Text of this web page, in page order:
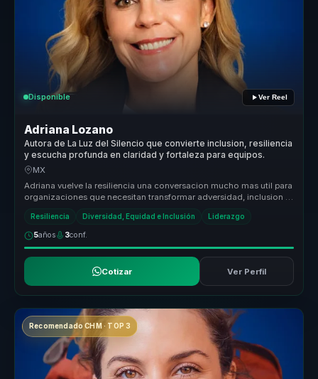
Disponible Ver Reel
Adriana Lozano
Autora de La Luz del Silencio que convierte inclusion, resiliencia
y escucha profunda en claridad y fortaleza para equipos.
MX
Adriana vuelve la resiliencia una conversacion mucho mas util para
organizaciones que necesitan transformar adversidad, inclusion y
Resiliencia Diversidad, Equidad e Inclusión Liderazgo
5años 3conf.
Cotizar Ver Perfil
Recomendado CHM · TOP 3